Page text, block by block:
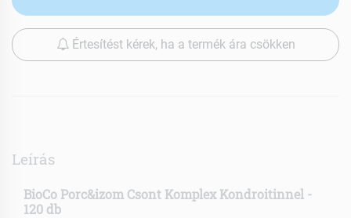
Értesítést kérek, ha a termék ára csökken
Leírás
BioCo Porc&izom Csont Komplex Kondroitinnel -
120 db